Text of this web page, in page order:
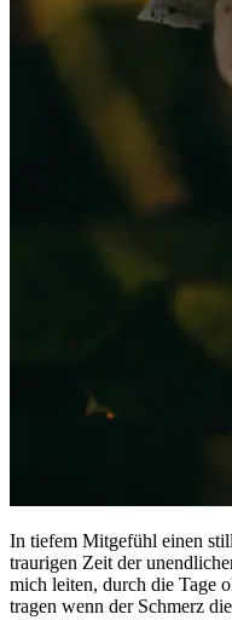
In tiefem Mitgefühl einen
traurigen Zeit der
mich leiten, durch die Tage
tragen wenn der Schmerz